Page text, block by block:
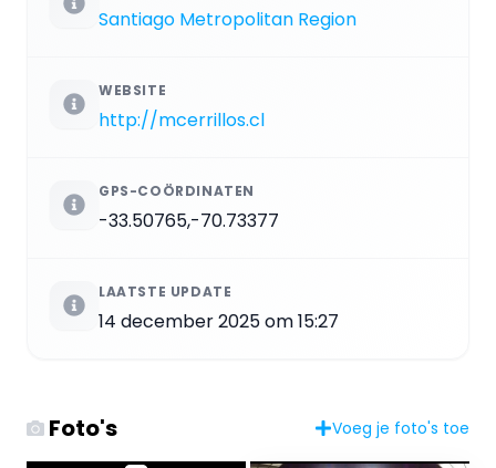
Santiago Metropolitan Region
WEBSITE
http://mcerrillos.cl
GPS-COÖRDINATEN
-33.50765,-70.73377
LAATSTE UPDATE
14 december 2025 om 15:27
Foto's Voeg je foto's toe